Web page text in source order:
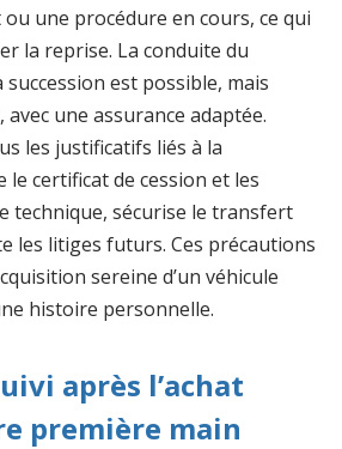
une procédure en cours, ce qui
la reprise. La conduite du
est possible, mais
une assurance adaptée.
les justificatifs liés à la
le certificat de cession et les
technique, sécurise le transfert
les litiges futurs. Ces précautions
sereine d’un véhicule
histoire personnelle.
après l’achat
première main